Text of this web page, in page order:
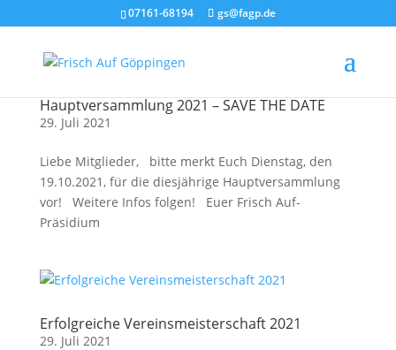
07161-68194 gs@fagp.de
Hauptversammlung 2021 – SAVE THE DATE
29. Juli 2021
Liebe Mitglieder, bitte merkt Euch Dienstag, den
19.10.2021, für die diesjährige Hauptversammlung
vor! Weitere Infos folgen! Euer Frisch Auf-
Präsidium
Erfolgreiche Vereinsmeisterschaft 2021
29. Juli 2021